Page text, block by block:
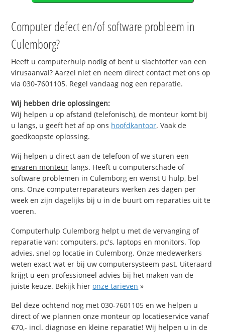
Computer defect en/of software probleem in
Culemborg?
Heeft u computerhulp nodig of bent u slachtoffer van een
virusaanval? Aarzel niet en neem direct contact met ons op
via 030-7601105. Regel vandaag nog een reparatie.
Wij hebben drie oplossingen:
Wij helpen u op afstand (telefonisch), de monteur komt bij
u langs, u geeft het af op ons hoofdkantoor. Vaak de
goedkoopste oplossing.
Wij helpen u direct aan de telefoon of we sturen een
ervaren monteur langs. Heeft u computerschade of
software problemen in Culemborg en wenst U hulp, bel
ons. Onze computerreparateurs werken zes dagen per
week en zijn dagelijks bij u in de buurt om reparaties uit te
voeren.
Computerhulp Culemborg helpt u met de vervanging of
reparatie van: computers, pc's, laptops en monitors. Top
advies, snel op locatie in Culemborg. Onze medewerkers
weten exact wat er bij uw computersysteem past. Uiteraard
krijgt u een professioneel advies bij het maken van de
juiste keuze. Bekijk hieronze tarieven »
Bel deze ochtend nog met 030-7601105 en we helpen u
direct of we plannen onze monteur op locatieservice vanaf
€70,- incl. diagnose en kleine reparatie! Wij helpen u in de